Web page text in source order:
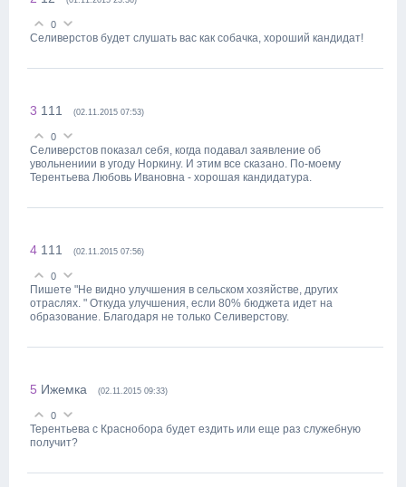
0
Селиверстов будет слушать вас как собачка, хороший кандидат!
3 111 (02.11.2015 07:53)
0
Селиверстов показал себя, когда подавал заявление об
увольнениии в угоду Норкину. И этим все сказано. По-моему
Терентьева Любовь Ивановна - хорошая кандидатура.
4 111 (02.11.2015 07:56)
0
Пишете "Не видно улучшения в сельском хозяйстве, других
отраслях. " Откуда улучшения, если 80% бюджета идет на
образование. Благодаря не только Селиверстову.
5 Ижемка (02.11.2015 09:33)
0
Терентьева с Краснобора будет ездить или еще раз служебную
получит?